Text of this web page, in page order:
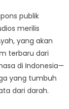
publik
merilis
yang akan
terbaru dari
di Indonesia—
yang tumbuh
dari darah.